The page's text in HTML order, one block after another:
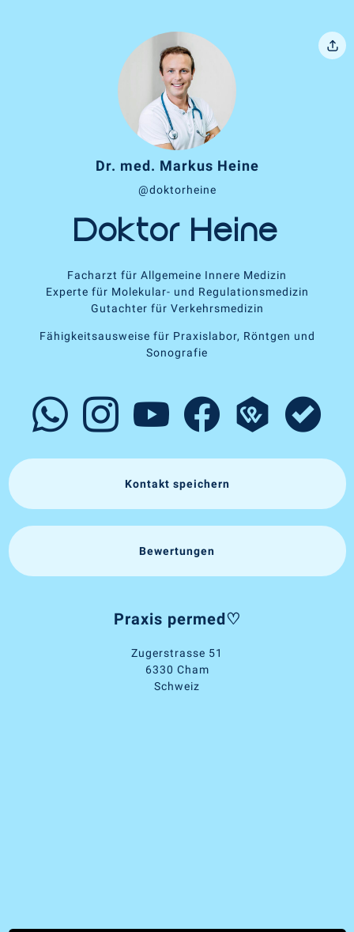
Dr. med. Markus Heine
@doktorheine
Doktor Heine
Facharzt für Allgemeine Innere Medizin
Experte für Molekular- und Regulationsmedizin
Gutachter für Verkehrsmedizin
Fähigkeitsausweise für Praxislabor, Röntgen und
Sonografie
Kontakt speichern
Bewertungen
Praxis permed♡
Zugerstrasse 51
6330 Cham
Schweiz